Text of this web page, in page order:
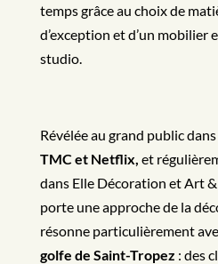
temps grâce au choix de
d’exception et d’un mobilier
studio.
Révélée au grand public
TMC et Netflix, et
dans Elle Décoration et Art
porte une approche de la
résonne particulièrement
golfe de Saint-Tropez : des